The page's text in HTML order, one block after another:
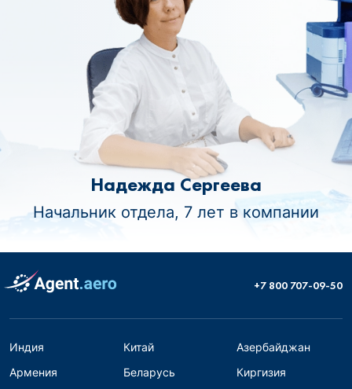
Надежда Сергеева
Начальник отдела, 7 лет в компании
+7 800 707-09-50
Индия Китай
Азербайджан
Армения
Беларусь
Киргизия